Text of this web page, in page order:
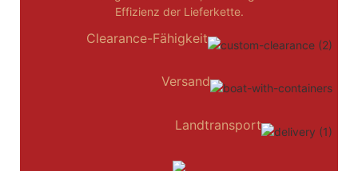
Effizienz der Lieferkette.
Clearance-Fähigkeit
Versand
Landtransport